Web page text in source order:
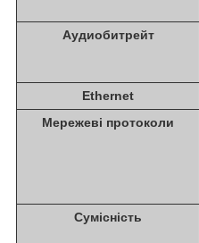
Аудиобитрейт
Ethernet
Мережеві протоколи
Сумісність